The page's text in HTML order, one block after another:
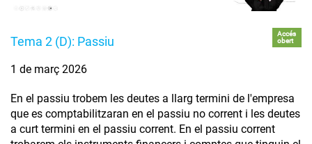
Tema 2 (D): Passiu
Accés
obert
1 de març 2026
En el passiu trobem les deutes a llarg termini de l'empresa
que es comptabilitzaran en el passiu no corrent i les deutes
a curt termini en el passiu corrent. En el passiu corrent